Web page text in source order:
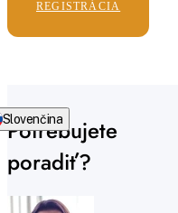
REGISTRÁCIA
Potrebujete
poradiť?
Slovenčina